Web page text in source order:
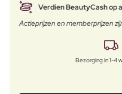
Verdien BeautyCash op
Actieprijzen en memberprijzen
Bezorging in 1-4